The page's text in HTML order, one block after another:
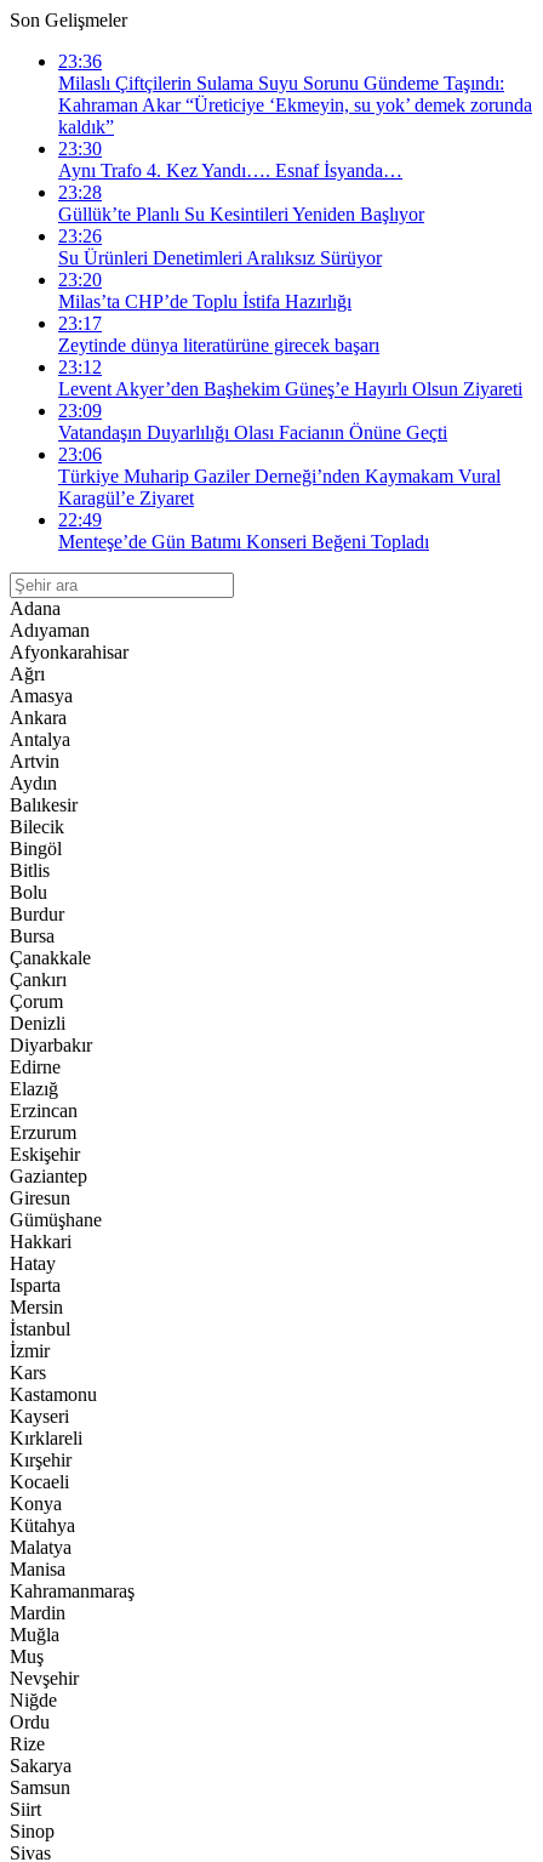
Son Gelişmeler
23:36
Milaslı Çiftçilerin Sulama Suyu Sorunu Gündeme Taşındı:
Kahraman Akar “Üreticiye ‘Ekmeyin, su yok’ demek zorunda
kaldık”
23:30
Aynı Trafo 4. Kez Yandı…. Esnaf İsyanda…
23:28
Güllük’te Planlı Su Kesintileri Yeniden Başlıyor
23:26
Su Ürünleri Denetimleri Aralıksız Sürüyor
23:20
Milas’ta CHP’de Toplu İstifa Hazırlığı
23:17
Zeytinde dünya literatürüne girecek başarı
23:12
Levent Akyer’den Başhekim Güneş’e Hayırlı Olsun Ziyareti
23:09
Vatandaşın Duyarlılığı Olası Facianın Önüne Geçti
23:06
Türkiye Muharip Gaziler Derneği’nden Kaymakam Vural
Karagül’e Ziyaret
22:49
Menteşe’de Gün Batımı Konseri Beğeni Topladı
Adana
Adıyaman
Afyonkarahisar
Ağrı
Amasya
Ankara
Antalya
Artvin
Aydın
Balıkesir
Bilecik
Bingöl
Bitlis
Bolu
Burdur
Bursa
Çanakkale
Çankırı
Çorum
Denizli
Diyarbakır
Edirne
Elazığ
Erzincan
Erzurum
Eskişehir
Gaziantep
Giresun
Gümüşhane
Hakkari
Hatay
Isparta
Mersin
İstanbul
İzmir
Kars
Kastamonu
Kayseri
Kırklareli
Kırşehir
Kocaeli
Konya
Kütahya
Malatya
Manisa
Kahramanmaraş
Mardin
Muğla
Muş
Nevşehir
Niğde
Ordu
Rize
Sakarya
Samsun
Siirt
Sinop
Sivas